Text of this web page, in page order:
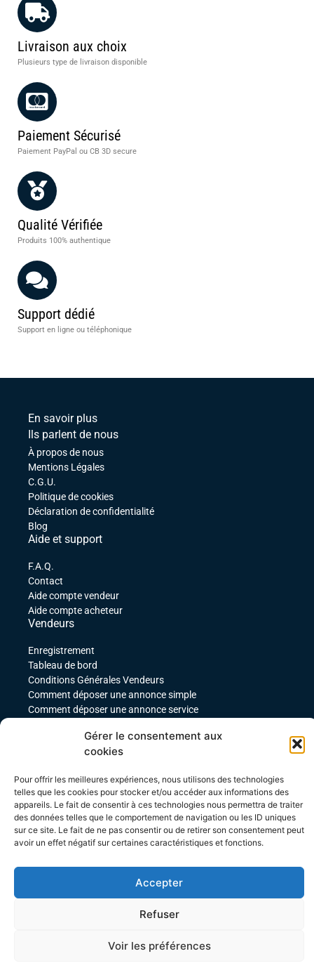
Gérer le consentement aux
cookies
Pour offrir les meilleures expériences, nous utilisons des technologies
telles que les cookies pour stocker et/ou accéder aux informations des
appareils. Le fait de consentir à ces technologies nous permettra de traiter
des données telles que le comportement de navigation ou les ID uniques
sur ce site. Le fait de ne pas consentir ou de retirer son consentement peut
avoir un effet négatif sur certaines caractéristiques et fonctions.
Accepter
Refuser
Voir les préférences
Livraison aux choix
Plusieurs type de livraison disponible
Paiement Sécurisé
Paiement PayPal ou CB 3D secure
Qualité Vérifiée
Produits 100% authentique
Support dédié
Support en ligne ou téléphonique
En savoir plus
Ils parlent de nous
À propos de nous
Mentions Légales
C.G.U.
Politique de cookies
Déclaration de confidentialité
Blog
Aide et support
F.A.Q.
Contact
Aide compte vendeur
Aide compte acheteur
Vendeurs
Enregistrement
Tableau de bord
Conditions Générales Vendeurs
Comment déposer une annonce simple
Comment déposer une annonce service
téléchargeable
Déposer une annonce avec des variables
Mon compte
Mes commandes
Conditions Générales Acheteurs